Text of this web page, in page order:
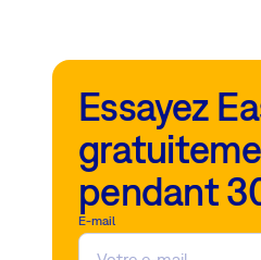
Essayez
pendant
E-mail